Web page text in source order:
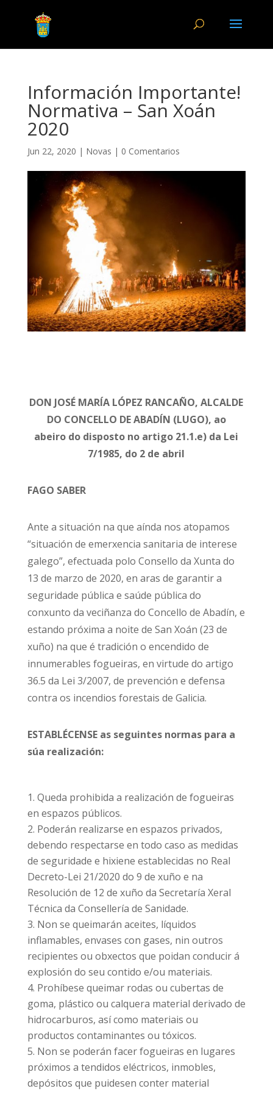
Información Importante!
Normativa – San Xoán
2020
Jun 22, 2020 | Novas | 0 Comentarios
DON JOSÉ MARÍA LÓPEZ RANCAÑO, ALCALDE
DO CONCELLO DE ABADÍN (LUGO), ao
abeiro do disposto no artigo 21.1.e) da Lei
7/1985, do 2 de abril
FAGO SABER
Ante a situación na que aínda nos atopamos
“situación de emerxencia sanitaria de interese
galego”, efectuada polo Consello da Xunta do
13 de marzo de 2020, en aras de garantir a
seguridade pública e saúde pública do
conxunto da veciñanza do Concello de Abadín, e
estando próxima a noite de San Xoán (23 de
xuño) na que é tradición o encendido de
innumerables fogueiras, en virtude do artigo
36.5 da Lei 3/2007, de prevención e defensa
contra os incendios forestais de Galicia.
ESTABLÉCENSE as seguintes normas para a
súa realización:
Queda prohibida a realización de fogueiras
en espazos públicos.
Poderán realizarse en espazos privados,
debendo respectarse en todo caso as medidas
de seguridade e hixiene establecidas no Real
Decreto-Lei 21/2020 do 9 de xuño e na
Resolución de 12 de xuño da Secretaría Xeral
Técnica da Consellería de Sanidade.
Non se queimarán aceites, líquidos
inflamables, envases con gases, nin outros
recipientes ou obxectos que poidan conducir á
explosión do seu contido e/ou materiais.
Prohíbese queimar rodas ou cubertas de
goma, plástico ou calquera material derivado de
hidrocarburos, así como materiais ou
productos contaminantes ou tóxicos.
Non se poderán facer fogueiras en lugares
próximos a tendidos eléctricos, inmobles,
depósitos que puidesen conter material